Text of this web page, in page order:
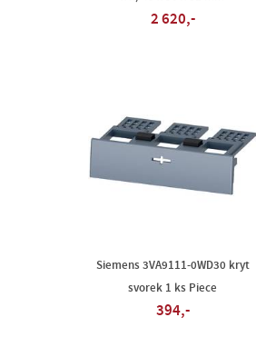
2 620,-
Siemens 3VA9111-0WD30 kryt
svorek 1 ks Piece
394,-